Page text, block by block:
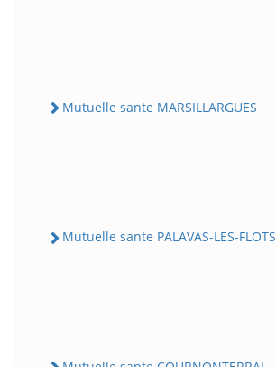
Mutuelle sante MARSILLARGUES
Mutuelle sante PALAVAS-LES-FLOTS